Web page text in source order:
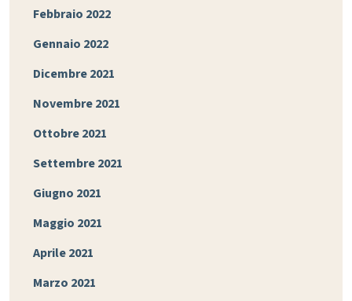
Febbraio 2022
Gennaio 2022
Dicembre 2021
Novembre 2021
Ottobre 2021
Settembre 2021
Giugno 2021
Maggio 2021
Aprile 2021
Marzo 2021